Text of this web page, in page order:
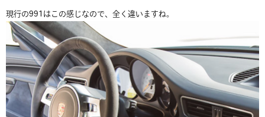
現行の991はこの感じなので、全く違いますね。